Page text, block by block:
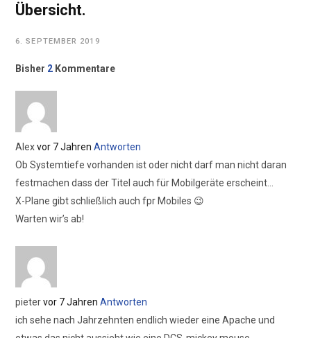
Übersicht.
6. SEPTEMBER 2019
Bisher 2 Kommentare
Alexvor 7 Jahren Antworten
Ob Systemtiefe vorhanden ist oder nicht darf man nicht daran
festmachen dass der Titel auch für Mobilgeräte erscheint…
X-Plane gibt schließlich auch fpr Mobiles 😉
Warten wir’s ab!
pietervor 7 Jahren Antworten
ich sehe nach Jahrzehnten endlich wieder eine Apache und